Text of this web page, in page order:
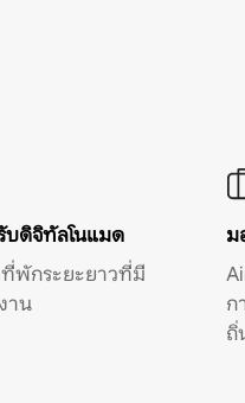
บดิจิทัลโนแมด
ที่พักระยะยาวที่มี
าน
ม
ก
ถิ่